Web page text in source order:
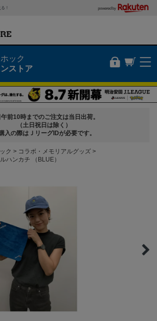
！ powered by
ック
ストア
前10時までのご注文は当日出荷。
（土日祝日は除く）
入の際はＪリーグIDが必要です。
ク
コラボ・メモリアルグッズ
ハンカチ （BLUE）